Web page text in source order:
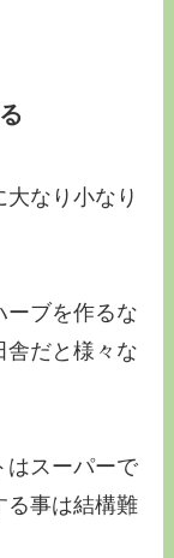
なり小なり
ーブを作るな
舎だと様々な
はスーパーで
る事は結構難